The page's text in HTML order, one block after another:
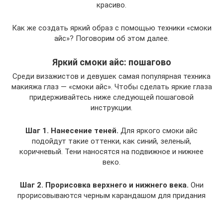
красиво.
Как же создать яркий образ с помощью техники «смоки
айс»? Поговорим об этом далее.
Яркий смоки айс: пошагово
Среди визажистов и девушек самая популярная техника
макияжа глаз — «смоки айс». Чтобы сделать яркие глаза
придерживайтесь ниже следующей пошаговой
инструкции.
Шаг 1. Нанесение теней. Для яркого смоки айс
подойдут такие оттенки, как синий, зеленый,
коричневый. Тени наносятся на подвижное и нижнее
веко.
Шаг 2. Прорисовка верхнего и нижнего века. Они
прорисовываются черным карандашом для придания